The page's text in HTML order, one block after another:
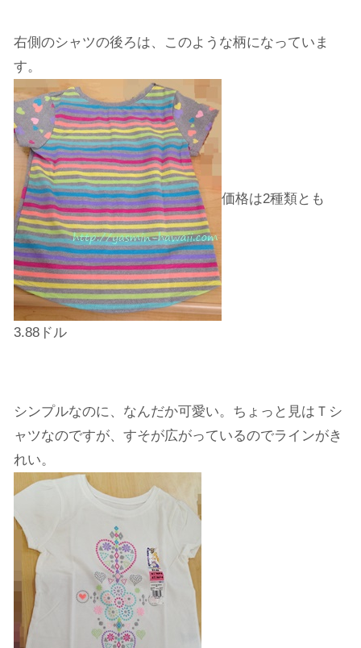
右側のシャツの後ろは、このような柄になっていま
す。
価格は2種類とも
3.88ドル
シンプルなのに、なんだか可愛い。ちょっと見はＴシ
ャツなのですが、すそが広がっているのでラインがき
れい。